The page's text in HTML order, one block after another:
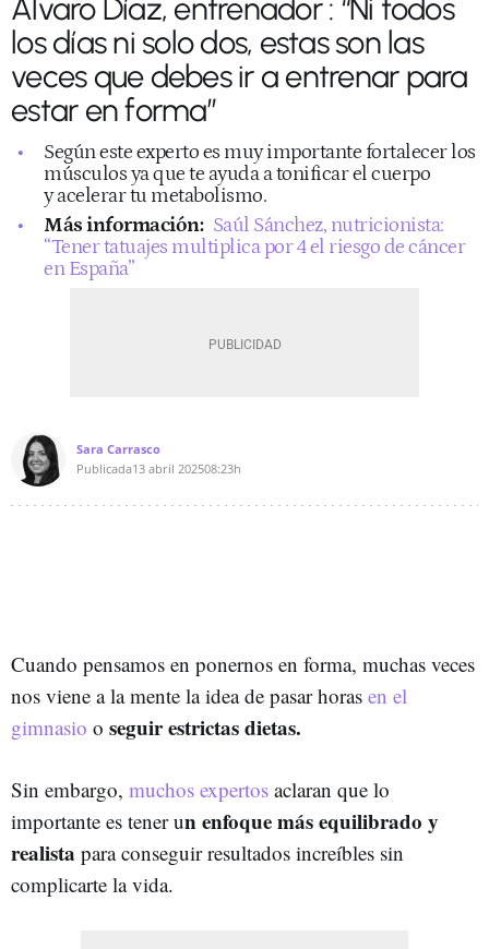
Álvaro Díaz, entrenador : “Ni todos
los días ni solo dos, estas son las
veces que debes ir a entrenar para
estar en forma”
Según este experto es muy importante fortalecer los
músculos ya que te ayuda a tonificar el cuerpo
y acelerar tu metabolismo.
Más información: Saúl Sánchez, nutricionista:
“Tener tatuajes multiplica por 4 el riesgo de cáncer
en España”
Sara Carrasco
Publicada13 abril 202508:23h
Cuando pensamos en ponernos en forma, muchas veces
nos viene a la mente la idea de pasar horas en el
gimnasio o seguir estrictas dietas.
Sin embargo, muchos expertos aclaran que lo
importante es tener un enfoque más equilibrado y
realista para conseguir resultados increíbles sin
complicarte la vida.